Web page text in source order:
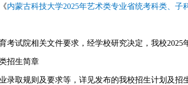
内蒙古科技大学2025年艺术类专业省统考科类、子
考试院相关文件要求，经学校研究决定，我校2025
录取规则及要求等，详见发布的我校招生计划及招